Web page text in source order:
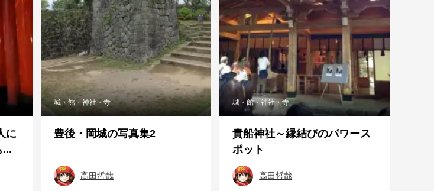
に
...
城・館・神社・寺
豊後・岡城の写真集2
高田哲哉
城・館・神社・寺
貴船神社～縁結びのパワース
ポット
高田哲哉